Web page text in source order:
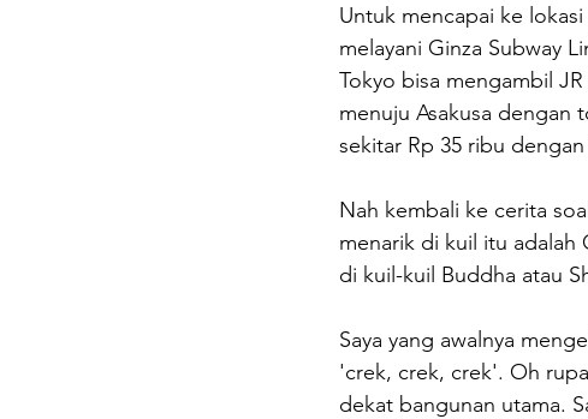
Untuk mencapai ke
melayani Ginza Subway
Tokyo bisa mengambil
menuju Asakusa dengan
sekitar Rp 35 ribu
Nah kembali ke cerita
menarik di kuil itu adalah
di kuil-kuil Buddha atau
Saya yang awalnya
'crek, crek, crek'. Oh
dekat bangunan utama.